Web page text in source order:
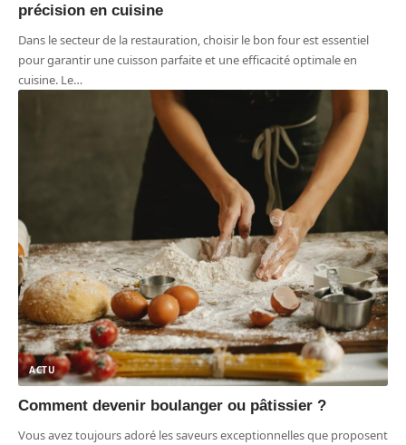
précision en cuisine
Dans le secteur de la restauration, choisir le bon four est essentiel
pour garantir une cuisson parfaite et une efficacité optimale en
cuisine. Le…
ACTU
Comment devenir boulanger ou pâtissier ?
Vous avez toujours adoré les saveurs exceptionnelles que proposent